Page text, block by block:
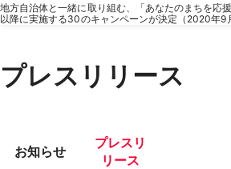
地方自治体と一緒に取り組む、「あなたのまちを応
以降に実施する30のキャンペーンが決定（2020年9
プレスリリース
お知らせ
プレスリ
リース